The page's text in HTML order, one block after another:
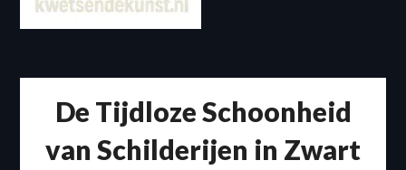
De Tijdloze Schoonheid
van Schilderijen in Zwart